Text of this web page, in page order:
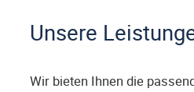
Unsere
Wir bieten Ihnen die